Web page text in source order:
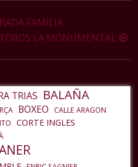
FAMILIA
LA MONUMENTAL
TRIAS BALAÑA
BOXEO CALLE ARAGON
CORTE INGLES